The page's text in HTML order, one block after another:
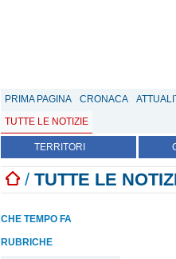
PRIMA PAGINA CRONACA
TUTTE LE NOTIZIE
TERRITORI
/ TUTTE LE
CHE TEMPO FA
RUBRICHE